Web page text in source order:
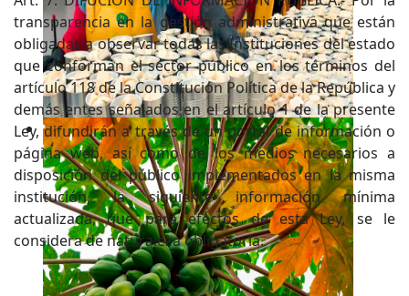
transparencia en la gestión administrativa que están
obligadas a observar todas las Instituciones del estado
que conforman el sector público en los términos del
artículo 118 de la Constitución Política de la República y
demás entes señalados en el artículo 1 de la presente
Ley, difundirán a través de un portal de información o
página web, así como de los medios necesarios a
disposición del público implementados en la misma
institución, la siguiente información mínima
actualizada, que para efectos de esta Ley, se le
considera de naturaleza obligatoria.